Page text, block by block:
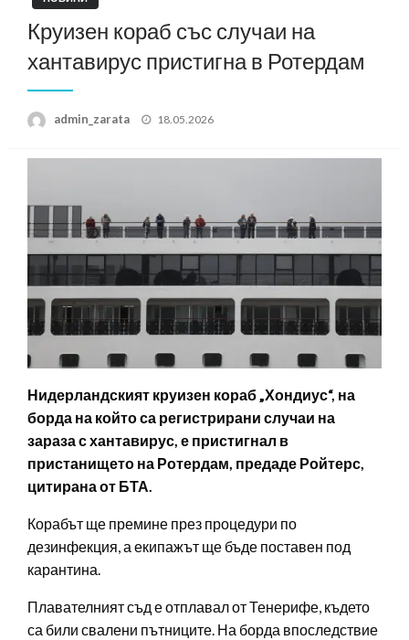
Круизен кораб със случаи на
хантавирус пристигна в Ротердам
admin_zarata
Posted
18.05.2026
Нидерландският круизен кораб „Хондиус“, на
борда на който са регистрирани случаи на
зараза с хантавирус, е пристигнал в
пристанището на Ротердам, предаде Ройтерс,
цитирана от БТА.
Корабът ще премине през процедури по
дезинфекция, а екипажът ще бъде поставен под
карантина.
Плавателният съд е отплавал от Тенерифе, където
са били свалени пътниците. На борда впоследствие